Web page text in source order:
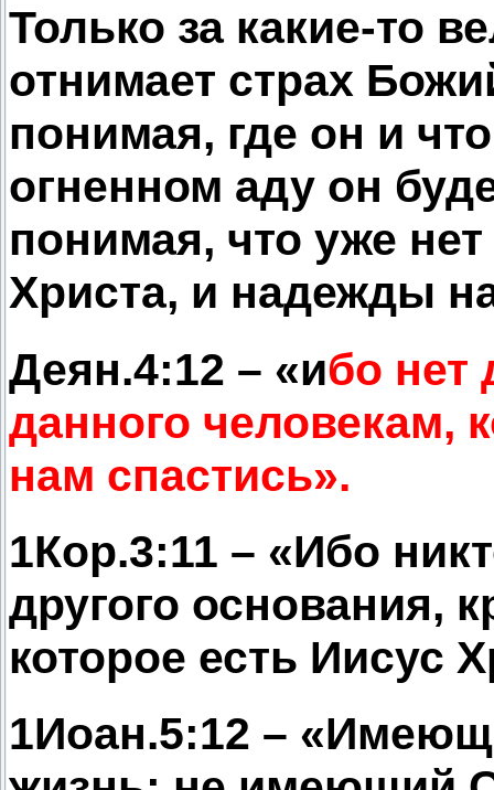
Только за какие-то
отнимает страх
понимая, где он и
огненном аду он
понимая, что уже
Христа, и надежды
Деян.4:12 – «ибо нет
данного человекам,
нам спастись».
1Кор.3:11 – «Ибо
другого основания,
которое есть Иисус
1Иоан.5:12 –